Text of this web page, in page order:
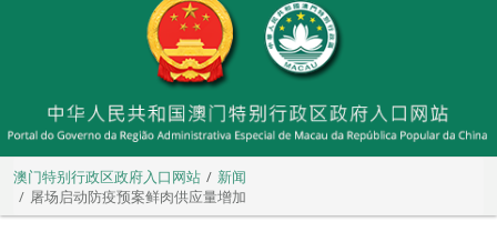
澳门特别行政区政府入口网站
新闻
屠场启动防疫预案鲜肉供应量增加